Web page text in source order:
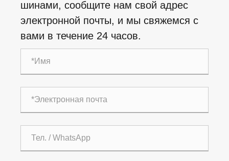
шинами, сообщите нам свой адрес
электронной почты, и мы свяжемся с
вами в течение 24 часов.